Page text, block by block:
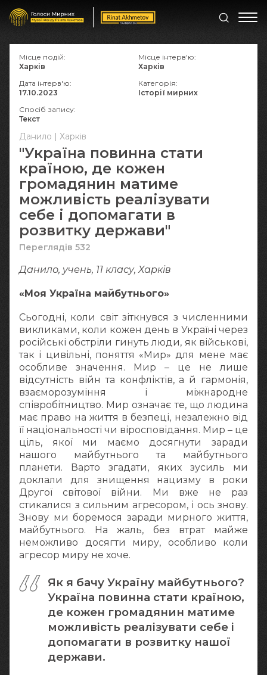
Данило | Харків
"Україна повинна стати
країною, де кожен
громадянин матиме
можливість реалізувати
себе і допомагати в
розвитку держави"
Переглядів 532
Данило, учень, 11 класу, Харків
«Моя Україна майбутнього»
Сьогодні, коли світ зіткнувся з численними
викликами, коли кожен день в Україні через
російські обстріли гинуть люди, як військові,
так і цивільні, поняття «Мир» для мене має
особливе значення. Мир – це не лише
відсутність війн та конфліктів, а й гармонія,
взаєморозуміння і міжнародне
співробітництво. Мир означає те, що людина
має право на життя в безпеці, незалежно від
її національності чи віросповідання. Мир – це
ціль, якої ми маємо досягнути заради
нашого майбутнього та майбутнього
планети. Варто згадати, яких зусиль ми
доклали для знищення нацизму в роки
Другої світової війни. Ми вже не раз
стикалися з сильним агресором, і ось знову.
Знову ми боремося заради мирного життя,
майбутнього. На жаль, без втрат майже
неможливо досягти миру, особливо коли
агресор миру не хоче.
Як я бачу Україну майбутнього?
Україна повинна стати країною,
де кожен громадянин матиме
можливість реалізувати себе і
допомагати в розвитку нашої
держави.
Місце подій:
Харків
Місце інтерв'ю:
Харків
Дата інтерв'ю:
17.10.2023
Категорія:
Історії мирних
Спосіб запису:
Текст